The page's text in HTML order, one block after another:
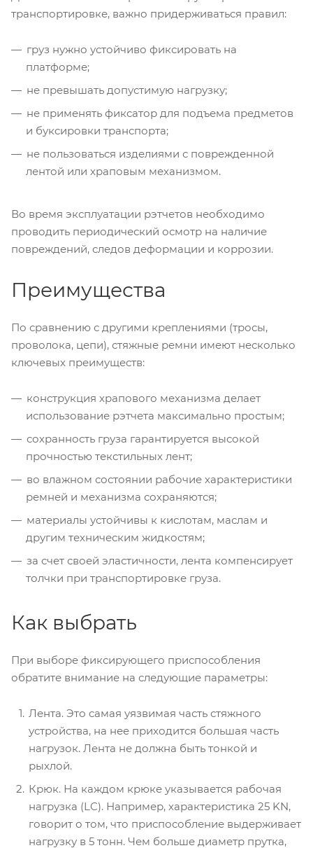
транспортировке, важно придерживаться правил:
груз нужно устойчиво фиксировать на
платформе;
не превышать допустимую нагрузку;
не применять фиксатор для подъема предметов
и буксировки транспорта;
не пользоваться изделиями с поврежденной
лентой или храповым механизмом.
Во время эксплуатации рэтчетов необходимо
проводить периодический осмотр на наличие
повреждений, следов деформации и коррозии.
Преимущества
По сравнению с другими креплениями (тросы,
проволока, цепи), стяжные ремни имеют несколько
ключевых преимуществ:
конструкция храпового механизма делает
использование рэтчета максимально простым;
сохранность груза гарантируется высокой
прочностью текстильных лент;
во влажном состоянии рабочие характеристики
ремней и механизма сохраняются;
материалы устойчивы к кислотам, маслам и
другим техническим жидкостям;
за счет своей эластичности, лента компенсирует
толчки при транспортировке груза.
Как выбрать
При выборе фиксирующего приспособления
обратите внимание на следующие параметры:
Лента. Это самая уязвимая часть стяжного
устройства, на нее приходится большая часть
нагрузок. Лента не должна быть тонкой и
рыхлой.
Крюк. На каждом крюке указывается рабочая
нагрузка (LC). Например, характеристика 25 KN,
говорит о том, что приспособление выдерживает
нагрузку в 5 тонн. Чем больше диаметр прутка,